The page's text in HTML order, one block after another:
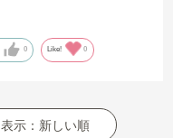
0 Like! 0
表示：新しい順